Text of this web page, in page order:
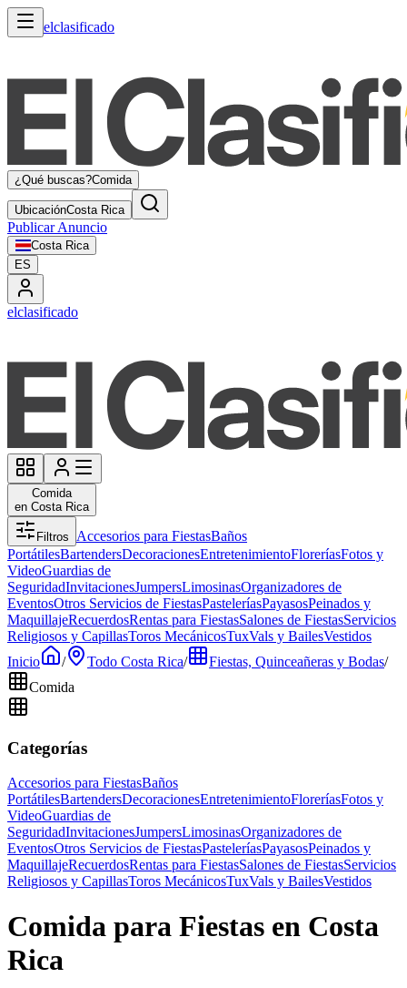
elclasificado
¿Qué buscas?Comida
UbicaciónCosta Rica
Publicar Anuncio
Costa Rica
ES
elclasificado
Comida
en Costa Rica
Filtros Accesorios para FiestasBaños
PortátilesBartendersDecoracionesEntretenimientoFloreríasFotos y
VideoGuardias de
SeguridadInvitacionesJumpersLimosinasOrganizadores de
EventosOtros Servicios de FiestasPasteleríasPayasosPeinados y
MaquillajeRecuerdosRentas para FiestasSalones de FiestasServicios
Religiosos y CapillasToros MecánicosTuxVals y BailesVestidos
Inicio
/ Todo Costa Rica/ Fiestas, Quinceañeras y Bodas/
Comida
Categorías
Accesorios para FiestasBaños
PortátilesBartendersDecoracionesEntretenimientoFloreríasFotos y
VideoGuardias de
SeguridadInvitacionesJumpersLimosinasOrganizadores de
EventosOtros Servicios de FiestasPasteleríasPayasosPeinados y
MaquillajeRecuerdosRentas para FiestasSalones de FiestasServicios
Religiosos y CapillasToros MecánicosTuxVals y BailesVestidos
Comida para Fiestas en Costa
Rica